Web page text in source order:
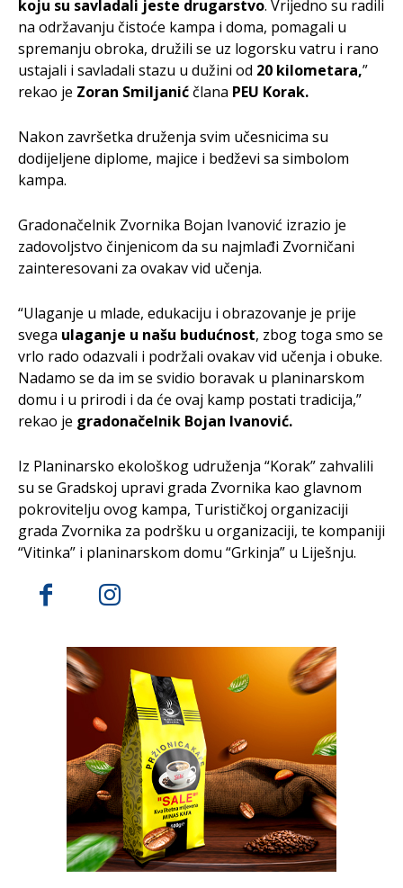
koju su savladali jeste drugarstvo. Vrijedno su radili
na održavanju čistoće kampa i doma, pomagali u
spremanju obroka, družili se uz logorsku vatru i rano
ustajali i savladali stazu u dužini od 20 kilometara,”
rekao je Zoran Smiljanić člana PEU Korak.
Nakon završetka druženja svim učesnicima su
dodijeljene diplome, majice i bedževi sa simbolom
kampa.
Gradonačelnik Zvornika Bojan Ivanović izrazio je
zadovoljstvo činjenicom da su najmlađi Zvorničani
zainteresovani za ovakav vid učenja.
“Ulaganje u mlade, edukaciju i obrazovanje je prije
svega ulaganje u našu budućnost, zbog toga smo se
vrlo rado odazvali i podržali ovakav vid učenja i obuke.
Nadamo se da im se svidio boravak u planinarskom
domu i u prirodi i da će ovaj kamp postati tradicija,”
rekao je gradonačelnik Bojan Ivanović.
Iz Planinarsko ekološkog udruženja “Korak” zahvalili
su se Gradskoj upravi grada Zvornika kao glavnom
pokrovitelju ovog kampa, Turističkoj organizaciji
grada Zvornika za podršku u organizaciji, te kompaniji
“Vitinka” i planinarskom domu “Grkinja” u Liješnju.